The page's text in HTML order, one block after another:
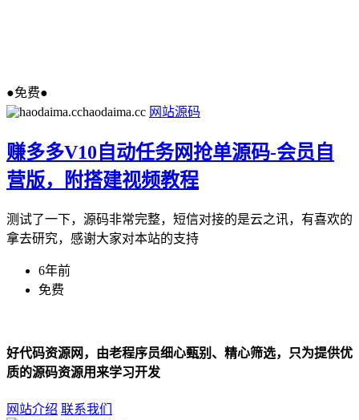
●免费●
haodaima.cc 网站源码
赚多多V10自动任务网抢单源码-会员自
营版，附搭建视频教程
测试了一下，源码非常完整，短信对接的是云之讯，有喜欢的
拿去研究，感谢大家对本站的支持
6年前
免费
好代码资源网，由老程序员细心甄别、精心筛选，只为提供优
质的源码资源用来学习开发
网站介绍 联系我们